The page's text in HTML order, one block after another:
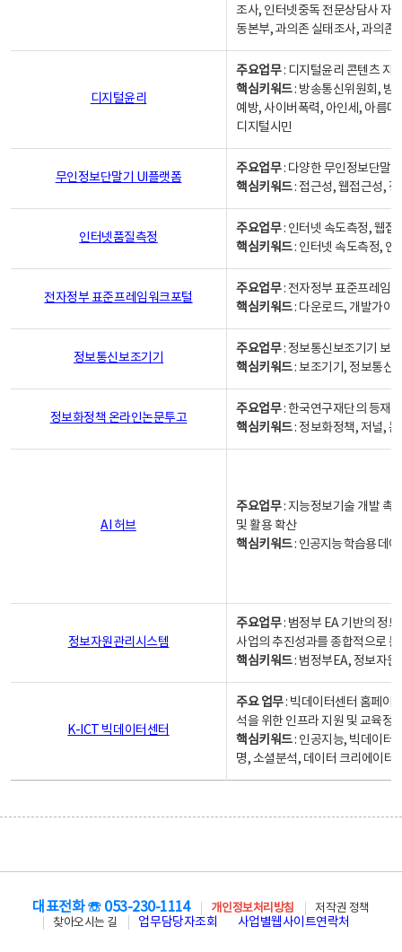
조사, 인터넷중독 전문상담사 자
동본부, 과의존 실태조사, 과의존
디지털윤리
주요업무: 디지털윤리 콘텐츠 지
핵심키워드: 방송통신위원회, 방
예방, 사이버폭력, 아인세, 아름
디지털시민
무인정보단말기 UI플랫폼
주요업무: 다양한 무인정보단말
핵심키워드: 접근성, 웹접근성,
인터넷품질측정
주요업무: 인터넷 속도측정, 웹접
핵심키워드: 인터넷 속도측정, 인
전자정부 표준프레임워크포털
주요업무: 전자정부 표준프레임
핵심키워드: 다운로드, 개발가이
정보통신보조기기
주요업무: 정보통신보조기기 보
핵심키워드: 보조기기, 정보통신
정보화정책 온라인논문투고
주요업무: 한국연구재단의 등재
핵심키워드: 정보화정책, 저널,
AI 허브
주요업무: 지능정보기술 개발 촉
및 활용 확산
핵심키워드: 인공지능 학습용 데
정보자원관리시스템
주요업무: 범정부 EA 기반의 정
사업의 추진성과를 종합적으로
핵심키워드: 범정부EA, 정보자
K-ICT 빅데이터센터
주요 업무: 빅데이터센터 홈페이
석을 위한 인프라 지원 및 교육정
핵심키워드: 인공지능, 빅데이터,
명, 소셜분석, 데이터 크리에이터
대표전화 ☏ 053-230-1114 개인정보처리방침
저작권 정책
찾아오시는 길
업무담당자조회 사업별웹사이트연락처